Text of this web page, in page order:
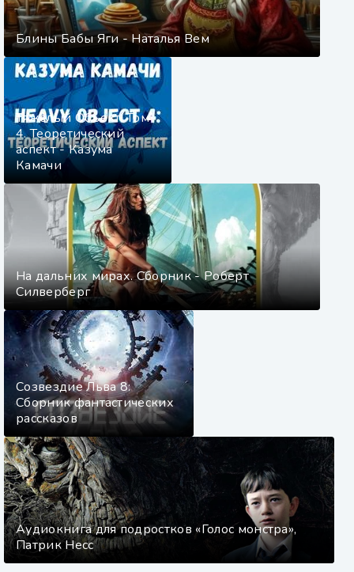
Блины Бабы Яги - Наталья Вем
Тяжелый Объект. Том
4. Теоретический
аспект - Казума
Камачи
На дальних мирах. Сборник - Роберт
Силверберг
Созвездие Льва 8:
Сборник фантастических
рассказов
Аудиокнига для подростков «Голос монстра»,
Патрик Несс